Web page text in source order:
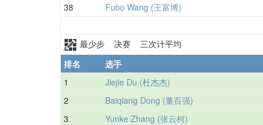
38 Fubo Wang (王富博)
最少步 决赛 三次计平均
排名
选手
1
Jiejie Du (杜杰杰)
2 Baiqiang Dong (董百强)
3 Yunke Zhang (张云柯)